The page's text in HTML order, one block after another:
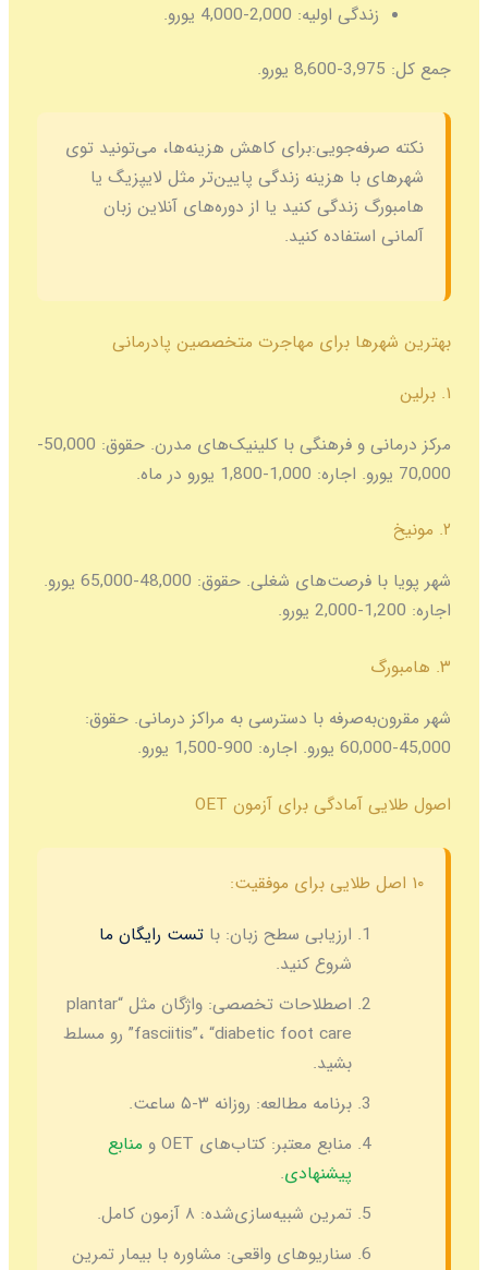
زندگی اولیه:
جمع کل:
نکته صرفه‌جویی:برای کاهش هزینه‌ها، می‌تونید توی
شهرهای با هزینه زندگی پایین‌تر مثل لایپزیگ یا
هامبورگ زندگی کنید یا از دوره‌های آنلاین زبان
آلمانی استفاده کنید.
بهترین شهرها برای مهاجرت متخصصین پادرمانی
۱. برلین
مرکز درمانی و فرهنگی با کلینیک‌های مدرن. حقوق: 50,000-
70,000 یورو. اجاره: 1,000-1,800 یورو در ماه.
۲. مونیخ
شهر پویا با فرصت‌های شغلی. حقوق: 48,000-65,000 یورو.
اجاره: 1,200-2,000 یورو.
۳. هامبورگ
شهر مقرون‌به‌صرفه با دسترسی به مراکز درمانی. حقوق:
45,000-60,000 یورو. اجاره: 900-1,500 یورو.
اصول طلایی آمادگی برای آزمون OET
۱۰ اصل طلایی برای موفقیت:
ارزیابی سطح زبان: باتست رایگان ما
شروع کنید.
اصطلاحات تخصصی:
واژگان مثل “plantar
fasciitis”، “diabetic foot care” رو مسلط
بشید.
برنامه مطالعه: روزانه ۳-۵ ساعت.
منابع معتبر: کتاب‌های OET و
منابع
پیشنهادی.
تمرین شبیه‌سازی‌شده:
سناریوهای واقعی: مشاوره با بیمار تمرین